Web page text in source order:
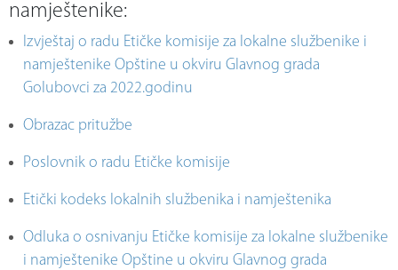
namještenike:
Izvještaj o radu Etičke komisije za lokalne službenike i
namještenike Opštine u okviru Glavnog grada
Golubovci za 2022.godinu
Obrazac pritužbe
Poslovnik o radu Etičke komisije
Etički kodeks lokalnih službenika i namještenika
Odluka o osnivanju Etičke komisije za lokalne službenike
i namještenike Opštine u okviru Glavnog grada